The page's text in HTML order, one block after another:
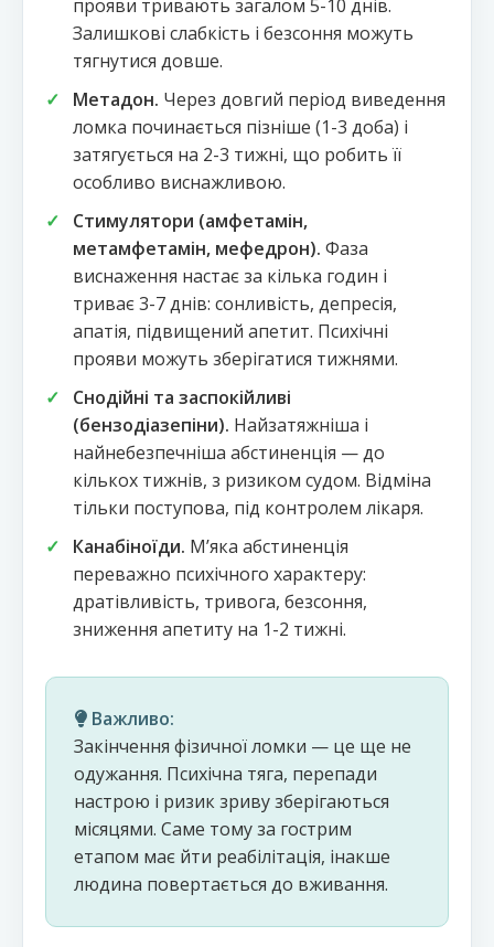
прояви тривають загалом 5-10 днів.
Залишкові слабкість і безсоння можуть
тягнутися довше.
Метадон. Через довгий період виведення
ломка починається пізніше (1-3 доба) і
затягується на 2-3 тижні, що робить її
особливо виснажливою.
Стимулятори (амфетамін,
метамфетамін, мефедрон). Фаза
виснаження настає за кілька годин і
триває 3-7 днів: сонливість, депресія,
апатія, підвищений апетит. Психічні
прояви можуть зберігатися тижнями.
Снодійні та заспокійливі
(бензодіазепіни). Найзатяжніша і
найнебезпечніша абстиненція — до
кількох тижнів, з ризиком судом. Відміна
тільки поступова, під контролем лікаря.
Канабіноїди. Мʼяка абстиненція
переважно психічного характеру:
дратівливість, тривога, безсоння,
зниження апетиту на 1-2 тижні.
Важливо:
Закінчення фізичної ломки — це ще не
одужання. Психічна тяга, перепади
настрою і ризик зриву зберігаються
місяцями. Саме тому за гострим
етапом має йти реабілітація, інакше
людина повертається до вживання.